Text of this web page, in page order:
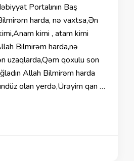
Portalının Baş
harda, nə vaxtsa,Ən
kimi , atam kimi
Bilmirəm harda,nə
uzaqlarda,Qəm qoxulu son
Allah Bilmirəm harda
olan yerdə,Ürəyim qan …